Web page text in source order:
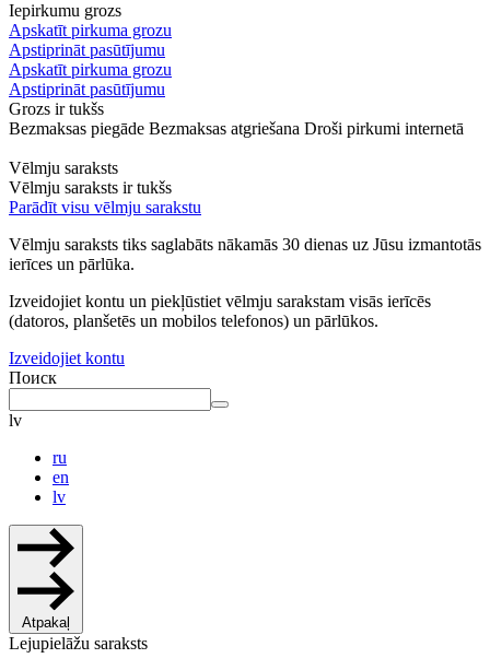
Iepirkumu grozs
Apskatīt pirkuma grozu
Apstiprināt pasūtījumu
Apskatīt pirkuma grozu
Apstiprināt pasūtījumu
Grozs ir tukšs
Bezmaksas piegāde Bezmaksas atgriešana Droši pirkumi internetā
Vēlmju saraksts
Vēlmju saraksts ir tukšs
Parādīt visu vēlmju sarakstu
Vēlmju saraksts tiks saglabāts nākamās 30 dienas uz Jūsu izmantotās
ierīces un pārlūka.
Izveidojiet kontu un piekļūstiet vēlmju sarakstam visās ierīcēs
(datoros, planšetēs un mobilos telefonos) un pārlūkos.
Izveidojiet kontu
Поиск
lv
ru
en
lv
Atpakaļ
Lejupielāžu saraksts